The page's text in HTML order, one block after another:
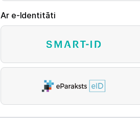
Ar e-Identitāti